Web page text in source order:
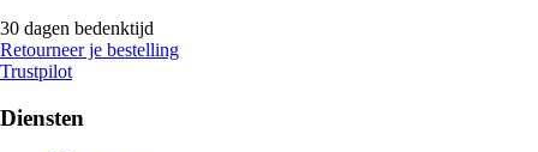
30 dagen bedenktijd
Retourneer je bestelling
Trustpilot
Diensten